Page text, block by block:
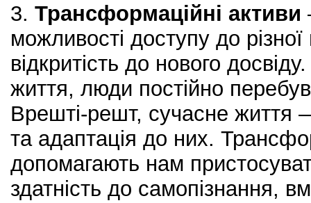
3. Трансформаційні активи
можливості доступу до
відкритість до нового
життя, люди постійно
Врешті-решт, сучасне життя
та адаптація до них.
допомагають нам
здатність до самопізнання,